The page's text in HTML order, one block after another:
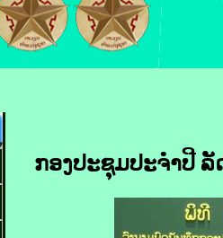
ກອງປະຊຸມປະຈໍາປີ